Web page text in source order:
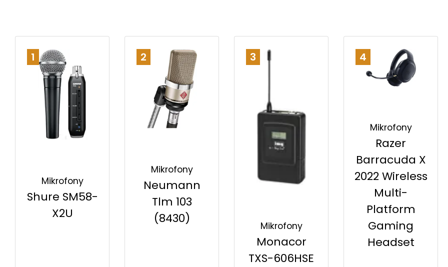
1
Mikrofony
Shure SM58-
X2U
2
Mikrofony
Neumann
Tlm 103
(8430)
3
Mikrofony
Monacor
TXS-606HSE
4
Mikrofony
Razer
Barracuda X
2022 Wireless
Multi-
Platform
Gaming
Headset